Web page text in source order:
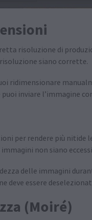
risoluzione di
siano corrette.
ridimensionare
inviare l’immagine
per rendere più nitide
non siano
delle immagini
deve essere
(Moiré)